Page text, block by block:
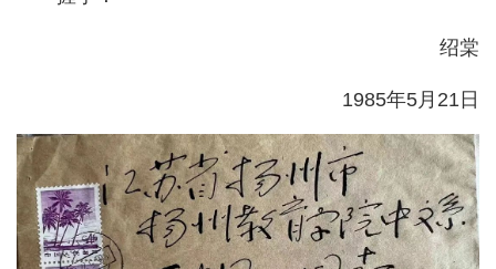
绍棠
1985年5月21日